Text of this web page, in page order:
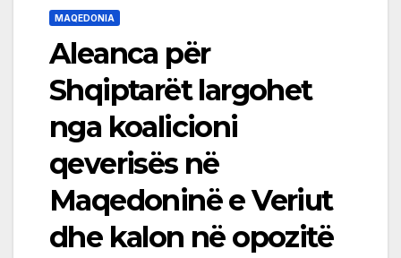
MAQEDONIA
Aleanca për
Shqiptarët largohet
nga koalicioni
qeverisës në
Maqedoninë e Veriut
dhe kalon në opozitë